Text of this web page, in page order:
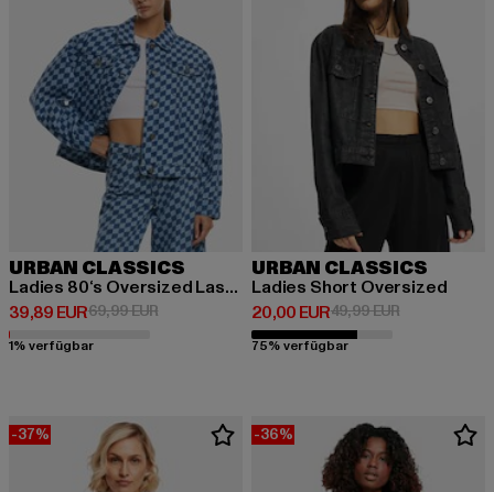
URBAN CLASSICS
Ladies 80‘s Oversized Laser Printed
39,89 EUR
Derzeitiger Preis: 39,89 EUR
69,99 EURAktionspreis: 69,99 EUR
1% verfügbar
URBAN CLASSICS
Ladies Short Oversized
20,00 EUR
Derzeitiger Preis: 20,00 EUR
49,99 EURAktionspreis:
75% verfügbar
-37% -36%